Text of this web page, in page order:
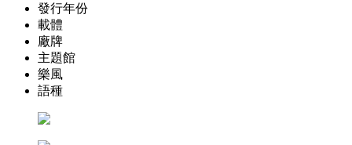
發行年份
載體
廠牌
主題館
樂風
語種